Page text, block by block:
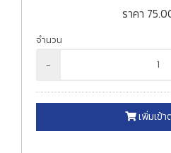
ราคา
จำนวน
-
เพิ่มเข้า